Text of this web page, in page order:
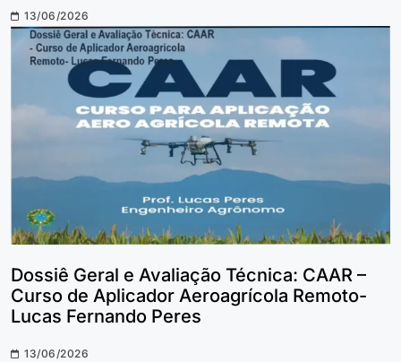
13/06/2026
Dossiê Geral e Avaliação Técnica: CAAR –
Curso de Aplicador Aeroagrícola Remoto-
Lucas Fernando Peres
13/06/2026